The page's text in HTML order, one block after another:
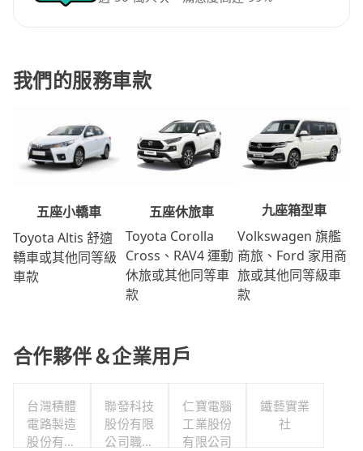
我們的服務車款
五座小轎車
Toyota Altis 舒適
轎車或其他同等級
車款
五座休旅車
Toyota Corolla
Cross、RAV4 運動
休旅或其他同等車
款
九座箱型車
Volkswagen 旗艦
商旅、Ford 家用商
旅或其他同等級車
款
合作夥伴＆企業用戶
台灣積體
電路製造
股份有限
聯發科技
股份有限
公司職工
仁寶電腦
工業股份
有限公司
鐵藝實業
社